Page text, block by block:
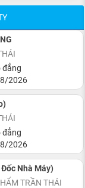
2026
2026
Nhà Máy)
TRẦN THÁI